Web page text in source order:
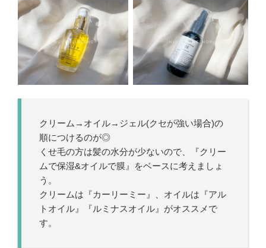
クリーム→オイル→ジェル(クセが強い場合)の
順につけるのが◎
くせ毛の方は髪の水分が少ないので、『クリー
ムで保湿&オイルで膜』をベースに考えましょ
う。
クリームは『カーリーミー』、オイルは『アル
トオイル』『ルミナスオイル』がオススメで
す。